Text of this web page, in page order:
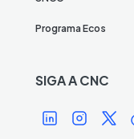
Programa Ecos
SIGA A CNC
Í
c
Í
c
Í
c